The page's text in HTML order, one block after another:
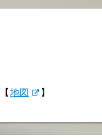
【地図 】